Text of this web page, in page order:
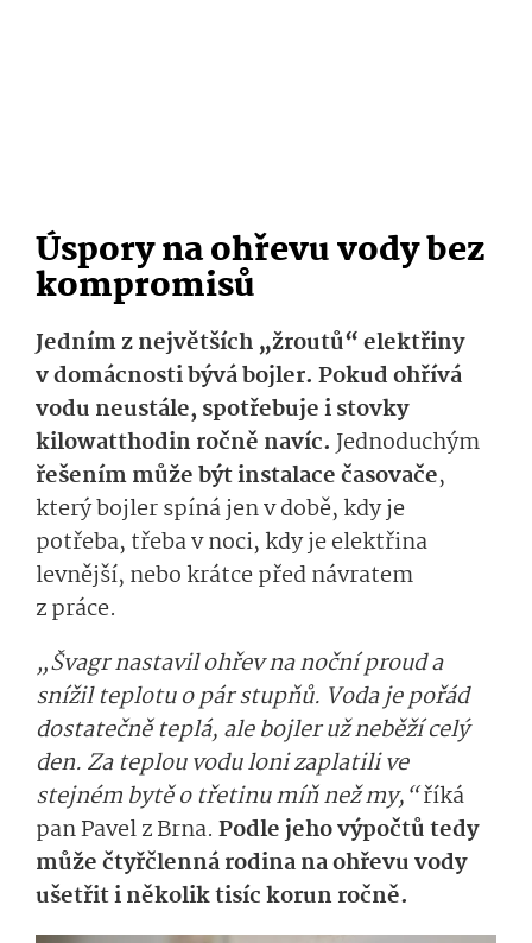
Úspory na ohřevu vody bez
kompromisů
Jedním z největších „žroutů“ elektřiny
v domácnosti bývá bojler. Pokud ohřívá
vodu neustále, spotřebuje i stovky
kilowatthodin ročně navíc.Jednoduchým
řešením může být instalace časovače,
který bojler spíná jen v době, kdy je
potřeba, třeba v noci, kdy je elektřina
levnější, nebo krátce před návratem
z práce.
„Švagr nastavil ohřev na noční proud a
snížil teplotu o pár stupňů. Voda je pořád
dostatečně teplá, ale bojler už neběží celý
den. Za teplou vodu loni zaplatili ve
stejném bytě o třetinu míň než my,“říká
pan Pavel z Brna. Podle jeho výpočtů tedy
může čtyřčlenná rodina na ohřevu vody
ušetřit i několik tisíc korun ročně.